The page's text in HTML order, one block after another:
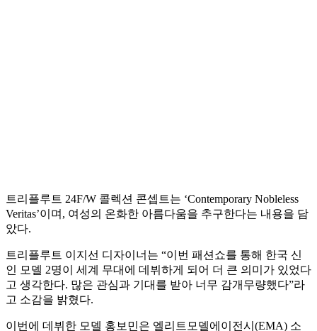
트리플루트 24F/W 콜렉션 콘셉트는 ‘Contemporary Nobleless
Veritas’이며, 여성의 온화한 아름다움을 추구한다는 내용을 담
았다.
트리플루트 이지선 디자이너는 “이번 패션쇼를 통해 한국 신
인 모델 2명이 세계 무대에 데뷔하게 되어 더 큰 의미가 있었다
고 생각한다. 많은 관심과 기대를 받아 너무 감개무량했다”라
고 소감을 밝혔다.
이번에 데뷔한 모델 홍보민은 엘리트모델에이전시(EMA) 소